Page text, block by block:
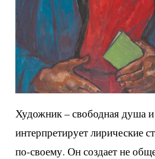
Художник – свободная душа и
интерпретирует лирические
по-своему. Он создает не